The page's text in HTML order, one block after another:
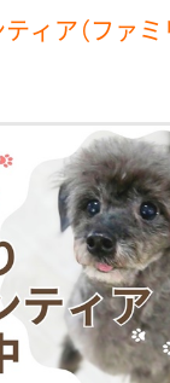
ィア（ファミ